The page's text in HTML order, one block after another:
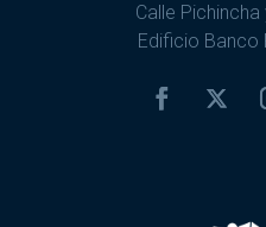
Calle
Edificio Banco